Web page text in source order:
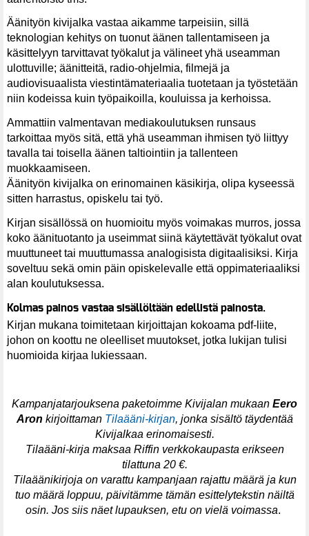
Äänityön kivijalka vastaa aikamme tarpeisiin, sillä
teknologian kehitys on tuonut äänen tallentamiseen ja
käsittelyyn tarvittavat työkalut ja välineet yhä useamman
ulottuville; äänitteitä, radio-ohjelmia, filmejä ja
audiovisuaalista viestintämateriaalia tuotetaan ja työstetään
niin kodeissa kuin työpaikoilla, kouluissa ja kerhoissa.
Ammattiin valmentavan mediakoulutuksen runsaus
tarkoittaa myös sitä, että yhä useamman ihmisen työ liittyy
tavalla tai toisella äänen taltiointiin ja tallenteen
muokkaamiseen.
Äänityön kivijalka on erinomainen käsikirja, olipa kyseessä
sitten harrastus, opiskelu tai työ.
Kirjan sisällössä on huomioitu myös voimakas murros, jossa
koko äänituotanto ja useimmat siinä käytettävät työkalut ovat
muuttuneet tai muuttumassa analogisista digitaalisiksi. Kirja
soveltuu sekä omin päin opiskelevalle että oppimateriaaliksi
alan koulutuksessa.
Kolmas painos vastaa sisällöltään edellistä painosta.
Kirjan mukana toimitetaan kirjoittajan kokoama pdf-liite,
johon on koottu ne oleelliset muutokset, jotka lukijan tulisi
huomioida kirjaa lukiessaan.
Kampanjatarjouksena paketoimme Kivijalan mukaan Eero
Aron kirjoittaman Tilaääni-kirjan, jonka sisältö täydentää
Kivijalkaa erinomaisesti.
Tilaääni-kirja maksaa Riffin verkkokaupasta erikseen
tilattuna 20 €.
Tilaäänikirjoja on varattu kampanjaan rajattu määrä ja kun
tuo määrä loppuu, päivitämme tämän esittelytekstin näiltä
osin. Jos siis näet lupauksen, etu on vielä voimassa.